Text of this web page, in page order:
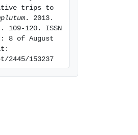
trips to
. 2013.
109-120. ISSN
8 of August
153237